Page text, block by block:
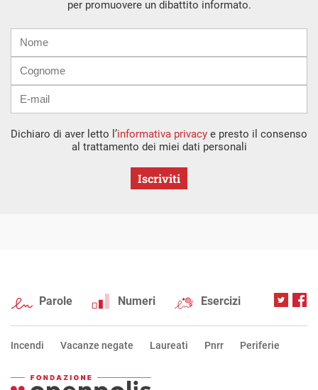
per promuovere un dibattito informato.
mail
Dichiaro di aver letto l’informativa privacy e presto il consenso
al trattamento dei miei dati personali
Iscriviti
Parole Numeri Esercizi
Incendi Vacanze negate Laureati Pnrr Periferie